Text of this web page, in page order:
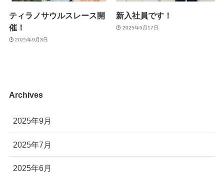
ティラノサウルスレース開
催！
2025年9月3日
新入社員です！
2025年5月17日
Archives
2025年9月
2025年7月
2025年6月